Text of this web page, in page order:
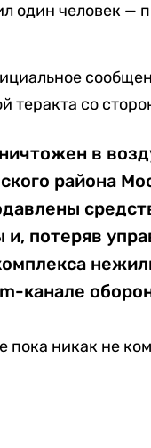
один человек —
теракта со
в
района
потеряв
канале
пока никак не